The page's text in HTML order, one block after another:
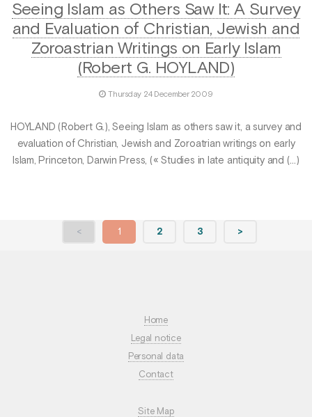
Seeing Islam as Others Saw It: A Survey
and Evaluation of Christian, Jewish and
Zoroastrian Writings on Early Islam
(Robert G. HOYLAND)
Thursday 24 December 2009
HOYLAND (Robert G.), Seeing Islam as others saw it, a survey and
evaluation of Christian, Jewish and Zoroatrian writings on early
Islam, Princeton, Darwin Press, (« Studies in late antiquity and (…)
< 1 2 3 >
Home
Legal notice
Personal data
Contact
Site Map